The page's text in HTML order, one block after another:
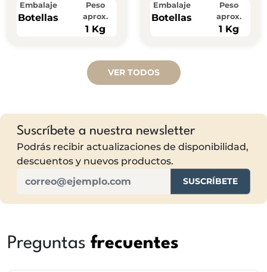
Embalaje
Botellas
Peso
aprox.
1 Kg
Embalaje
Botellas
Peso
aprox.
1 Kg
VER TODOS
Suscríbete a nuestra newsletter
Podrás recibir actualizaciones de disponibilidad,
descuentos y nuevos productos.
SUSCRÍBETE
Preguntas frecuentes